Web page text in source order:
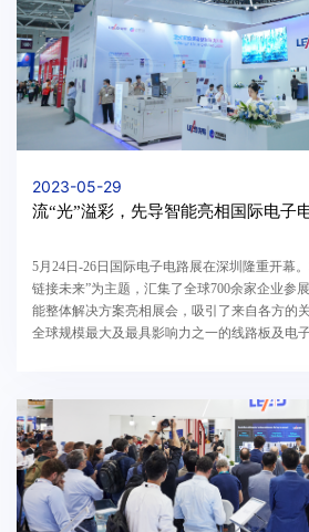
2023-05-29
流“光”溢彩，先导智能亮相国际电子
5月24日-26日国际电子电路展在深圳隆重开幕
链接未来”为主题，汇集了全球700余家企业参
能整体解决方案亮相展会，吸引了来自各方的
全球规模最大及最具影响力之一的线路板及电